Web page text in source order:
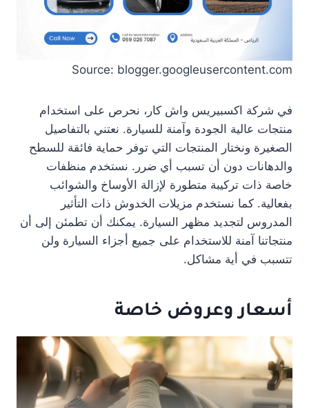
Source: blogger.googleusercontent.com
في شركة اكسبيريس واش كار، نحرص على استخدام
منتجات عالية الجودة وآمنة للسيارة. نعتني بالتفاصيل
الصغيرة ونختار المنتجات التي توفر حماية فائقة للسطح
والدهانات دون أن تسبب أي ضرر. نستخدم منظفات
خاصة ذات تركيبة متطورة لإزالة الأوساخ والشوائب
بفعالية. كما نستخدم مزيلات الخدوش ذات التأثير
المدروس لتجديد مظهر السيارة. يمكنك أن تطمئن إلى أن
منتجاتنا آمنة للاستخدام على جميع أجزاء السيارة ولن
تتسبب في أية مشاكل.
أسعار وعروض خاصة